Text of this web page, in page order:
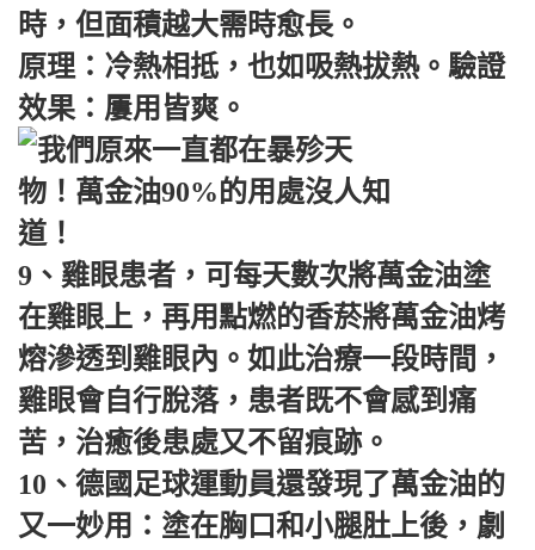
時，但面積越大需時愈長。
原理：冷熱相抵，也如吸熱拔熱。驗證
效果：屢用皆爽。
9、雞眼患者，可每天數次將萬金油塗
在雞眼上，再用點燃的香菸將萬金油烤
熔滲透到雞眼內。如此治療一段時間，
雞眼會自行脫落，患者既不會感到痛
苦，治癒後患處又不留痕跡。
10、德國足球運動員還發現了萬金油的
又一妙用：塗在胸口和小腿肚上後，劇